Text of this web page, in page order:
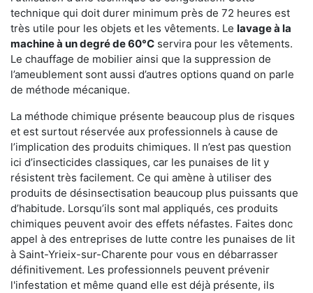
technique qui doit durer minimum près de 72 heures est
très utile pour les objets et les vêtements. Le lavage à la
machine à un degré de 60°C servira pour les vêtements.
Le chauffage de mobilier ainsi que la suppression de
l’ameublement sont aussi d’autres options quand on parle
de méthode mécanique.
La méthode chimique présente beaucoup plus de risques
et est surtout réservée aux professionnels à cause de
l’implication des produits chimiques. Il n’est pas question
ici d’insecticides classiques, car les punaises de lit y
résistent très facilement. Ce qui amène à utiliser des
produits de désinsectisation beaucoup plus puissants que
d’habitude. Lorsqu’ils sont mal appliqués, ces produits
chimiques peuvent avoir des effets néfastes. Faites donc
appel à des entreprises de lutte contre les punaises de lit
à Saint-Yrieix-sur-Charente pour vous en débarrasser
définitivement. Les professionnels peuvent prévenir
l'infestation et même quand elle est déjà présente, ils